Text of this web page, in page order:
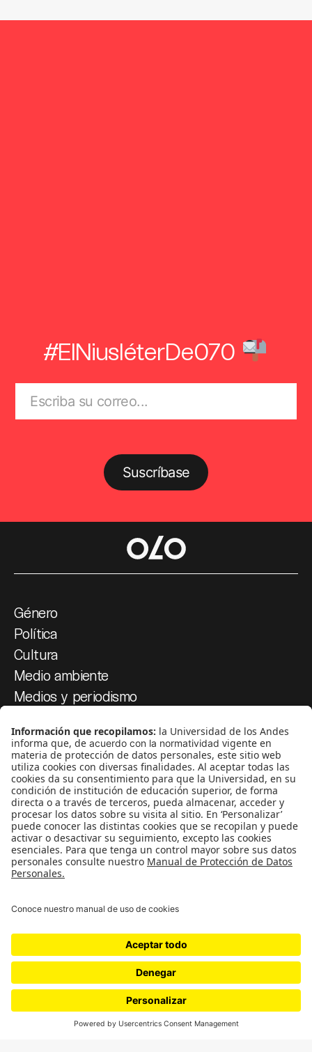
#ElNiusléterDe070
Suscríbase
Género
Política
Cultura
Medio ambiente
Medios y periodismo
Movilización social
¿Quiénes somos?
Podcasts
Ediciones especiales
Proyectos 070
SÍGUENOS
¿Quieres escribir en 070?
CONTÁCTANOS